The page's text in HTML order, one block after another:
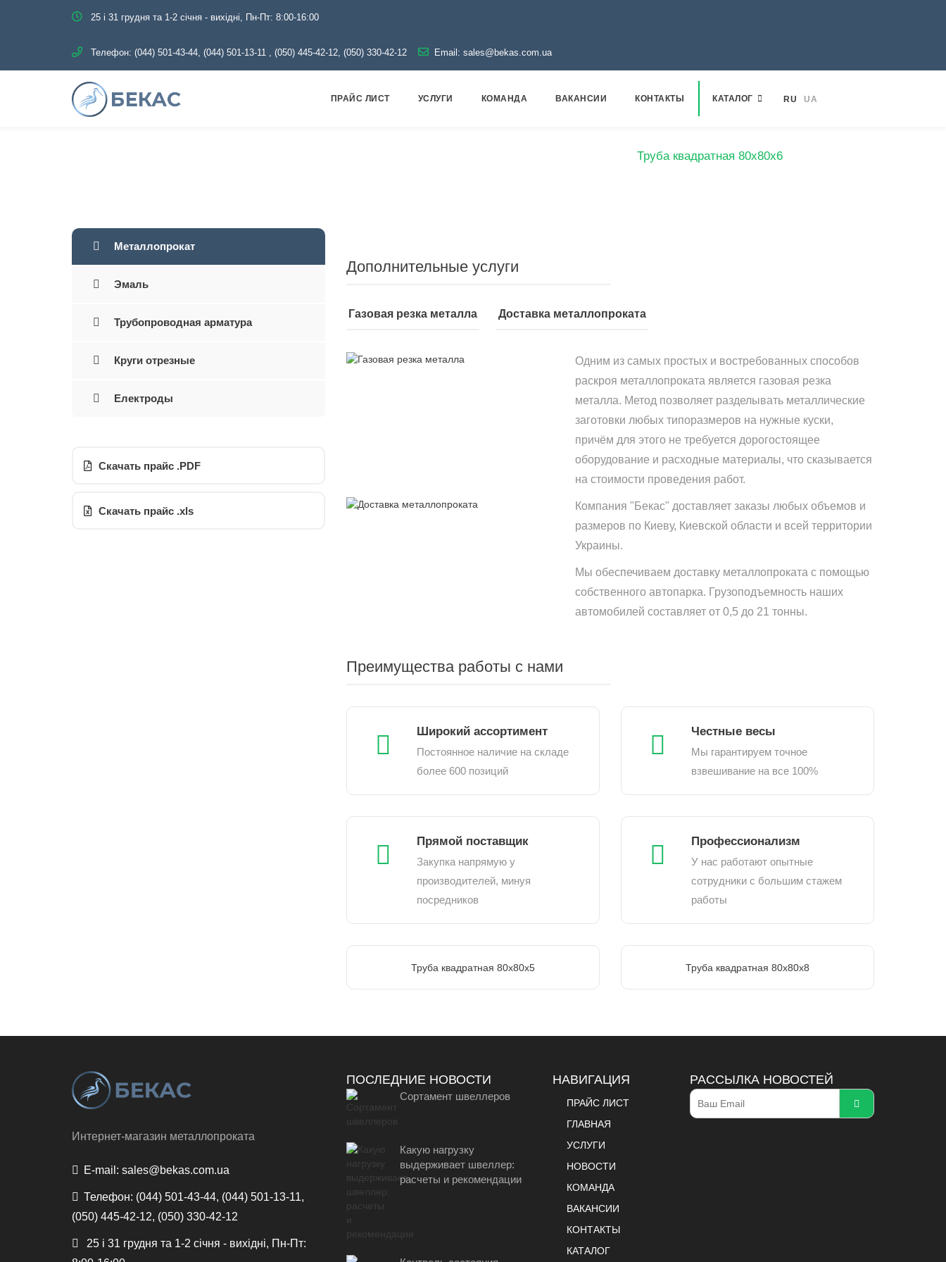
25 і 31 грудня та 1-2 січня - вихідні, Пн-Пт: 8:00-16:00
Телефон: (044) 501-43-44, (044) 501-13-11 , (050) 445-42-12, (050) 330-42-12 Email: sales@bekas.com.ua
ПРАЙС ЛИСТ УСЛУГИ КОМАНДА ВАКАНСИИ КОНТАКТЫ КАТАЛОГ RU UA
Труба квадратная 80х80х6
Металлопрокат
Эмаль
Трубопроводная арматура
Круги отрезные
Електроды
Скачать прайс .PDF
Скачать прайс .xls
Дополнительные услуги
Газовая резка металла Доставка металлопроката
Одним из самых простых и востребованных способов
раскроя металлопроката является газовая резка
металла. Метод позволяет разделывать металлические
заготовки любых типоразмеров на нужные куски,
причём для этого не требуется дорогостоящее
оборудование и расходные материалы, что сказывается
на стоимости проведения работ.
Компания "Бекас" доставляет заказы любых объемов и
размеров по Киеву, Киевской области и всей территории
Украины.
Мы обеспечиваем доставку металлопроката с помощью
собственного автопарка. Грузоподъемность наших
автомобилей составляет от 0,5 до 21 тонны.
Преимущества работы с нами
Широкий ассортимент
Постоянное наличие на складе
более 600 позиций
Честные весы
Мы гарантируем точное
взвешивание на все 100%
Прямой поставщик
Закупка напрямую у
производителей, минуя
посредников
Профессионализм
У нас работают опытные
сотрудники с большим стажем
работы
Труба квадратная 80х80х5 Труба квадратная 80х80х8
Интернет-магазин металлопроката
E-mail: sales@bekas.com.ua
Телефон: (044) 501-43-44, (044) 501-13-11,
(050) 445-42-12, (050) 330-42-12
25 і 31 грудня та 1-2 січня - вихідні, Пн-Пт:
ПОСЛЕДНИЕ НОВОСТИ
Сортамент швеллеров
Какую нагрузку
выдерживает швеллер:
расчеты и рекомендации
НАВИГАЦИЯ
ПРАЙС ЛИСТ
ГЛАВНАЯ
УСЛУГИ
НОВОСТИ
КОМАНДА
ВАКАНСИИ
КОНТАКТЫ
КАТАЛОГ
РАССЫЛКА НОВОСТЕЙ